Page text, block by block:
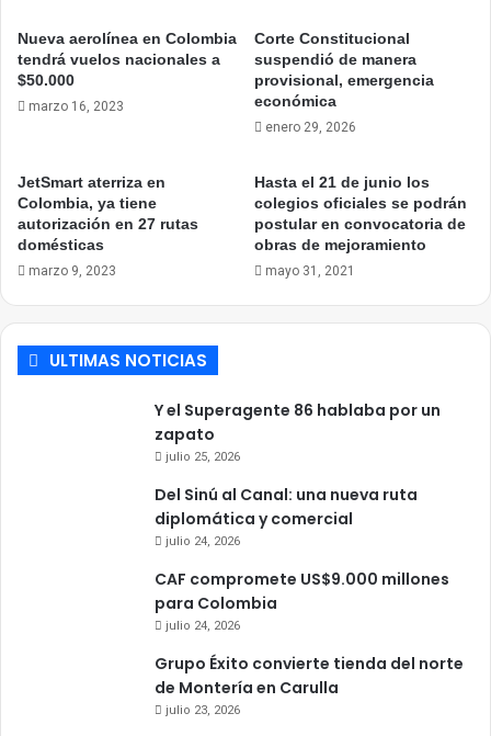
Nueva aerolínea en Colombia
tendrá vuelos nacionales a
$50.000
marzo 16, 2023
Corte Constitucional
suspendió de manera
provisional, emergencia
económica
enero 29, 2026
JetSmart aterriza en
Colombia, ya tiene
autorización en 27 rutas
domésticas
marzo 9, 2023
Hasta el 21 de junio los
colegios oficiales se podrán
postular en convocatoria de
obras de mejoramiento
mayo 31, 2021
ULTIMAS NOTICIAS
Y el Superagente 86 hablaba por un
zapato
julio 25, 2026
Del Sinú al Canal: una nueva ruta
diplomática y comercial
julio 24, 2026
CAF compromete US$9.000 millones
para Colombia
julio 24, 2026
Grupo Éxito convierte tienda del norte
de Montería en Carulla
julio 23, 2026